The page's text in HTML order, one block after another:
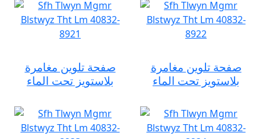
صفحة تلوين مغامرة
بلاستويز تحت الماء
صفحة تلوين مغامرة
بلاستويز تحت الماء